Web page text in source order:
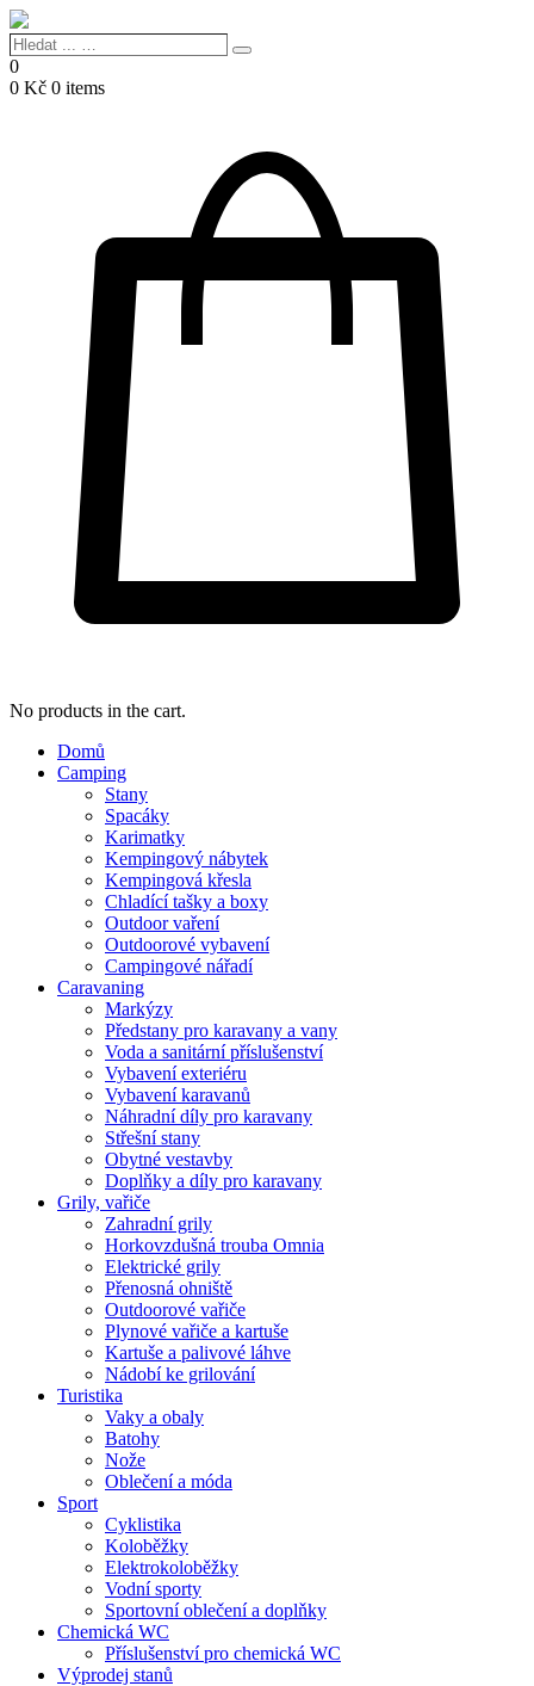
Hledat
...
…
Search
0
0 Kč 0 items
No products in the cart.
Domů
Camping
Stany
Spacáky
Karimatky
Kempingový nábytek
Kempingová křesla
Chladící tašky a boxy
Outdoor vaření
Outdoorové vybavení
Campingové nářadí
Caravaning
Markýzy
Předstany pro karavany a vany
Voda a sanitární příslušenství
Vybavení exteriéru
Vybavení karavanů
Náhradní díly pro karavany
Střešní stany
Obytné vestavby
Doplňky a díly pro karavany
Grily, vařiče
Zahradní grily
Horkovzdušná trouba Omnia
Elektrické grily
Přenosná ohniště
Outdoorové vařiče
Plynové vařiče a kartuše
Kartuše a palivové láhve
Nádobí ke grilování
Turistika
Vaky a obaly
Batohy
Nože
Oblečení a móda
Sport
Cyklistika
Koloběžky
Elektrokoloběžky
Vodní sporty
Sportovní oblečení a doplňky
Chemická WC
Příslušenství pro chemická WC
Výprodej stanů